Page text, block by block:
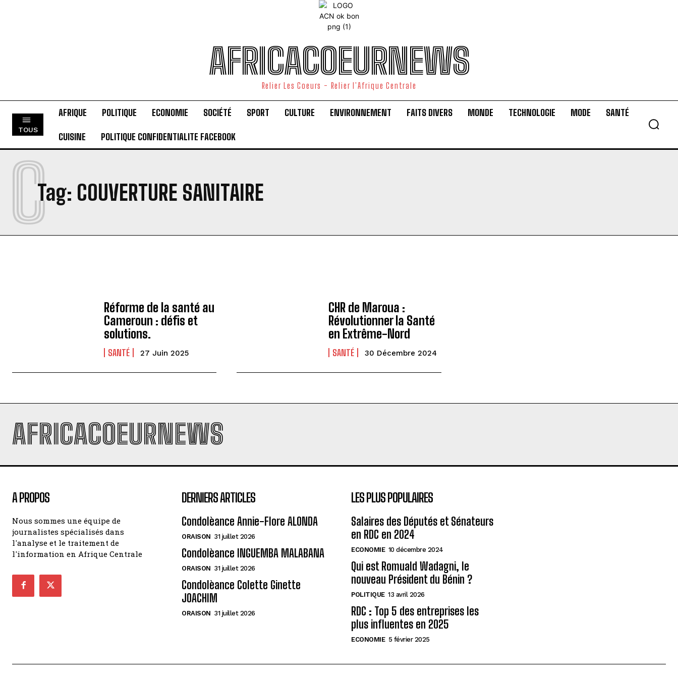
AFRICACOEURNEWS
Relier Les Coeurs - Relier l'Afrique Centrale
TOUS
AFRIQUE POLITIQUE ECONOMIE SOCIÉTÉ SPORT CULTURE ENVIRONNEMENT FAITS DIVERS MONDE TECHNOLOGIE MODE SANTÉ
CUISINE POLITIQUE CONFIDENTIALITE FACEBOOK
Tag: COUVERTURE SANITAIRE
C
Réforme de la santé au
Cameroun : défis et
solutions.
SANTÉ 27 Juin 2025
CHR de Maroua :
Révolutionner la Santé
en Extrême-Nord
SANTÉ 30 Décembre 2024
AFRICACOEURNEWS
A PROPOS
Nous sommes une équipe de
journalistes spécialisés dans
l'analyse et le traitement de
l'information en Afrique Centrale
DERNIERS ARTICLES
Condolèance Annie-Flore ALONDA
ORAISON 31 juillet 2026
Condolèance INGUEMBA MALABANA
ORAISON 31 juillet 2026
Condolèance Colette Ginette
JOACHIM
ORAISON 31 juillet 2026
LES PLUS POPULAIRES
Salaires des Députés et Sénateurs
en RDC en 2024
ECONOMIE 10 décembre 2024
Qui est Romuald Wadagni, le
nouveau Président du Bénin ?
POLITIQUE 13 avril 2026
RDC : Top 5 des entreprises les
plus influentes en 2025
ECONOMIE 5 février 2025